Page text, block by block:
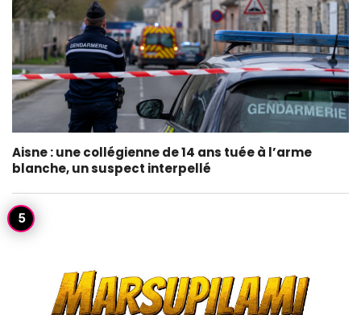
Aisne : une collégienne de 14 ans tuée à l’arme
blanche, un suspect interpellé